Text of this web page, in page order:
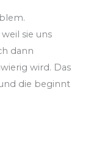
sie uns
dann
wird. Das
die beginnt